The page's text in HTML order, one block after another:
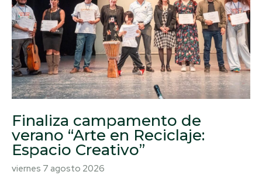
Finaliza campamento de
verano “Arte en Reciclaje:
Espacio Creativo”
viernes 7 agosto 2026